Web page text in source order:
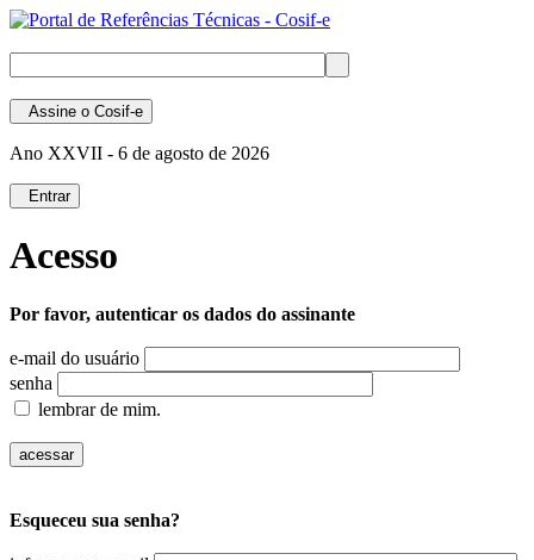
Assine o Cosif-e
Ano XXVII - 6 de agosto de 2026
Entrar
Acesso
Por favor, autenticar os dados do assinante
e-mail do usuário
senha
lembrar de mim.
Esqueceu sua senha?